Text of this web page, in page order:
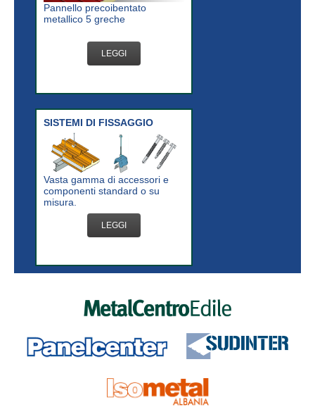
Pannello precoibentato
metallico 5 greche
LEGGI
SISTEMI DI FISSAGGIO
Vasta gamma di accessori e
componenti standard o su
misura.
LEGGI